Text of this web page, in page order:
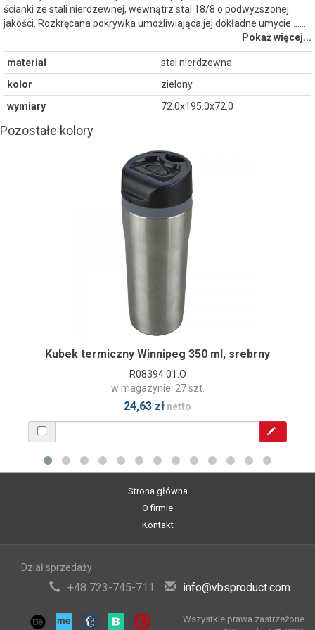
ścianki ze stali nierdzewnej, wewnątrz stal 18/8 o podwyższonej
jakości. Rozkręcana pokrywka umożliwiająca jej dokładne umycie....…
Pokaż więcej...
materiał
stal nierdzewna
kolor
zielony
wymiary
72.0x195.0x72.0
Pozostałe kolory
Kubek termiczny Winnipeg 350 ml, srebrny
R08394.01.O
w magazynie: 27 szt.
24,63 zł netto
Strona główna
O firmie
Kontakt
Dział sprzedaży
+48 723-745-711 info@vbsproduct.com
Wszystkie prawa zastrzeżone